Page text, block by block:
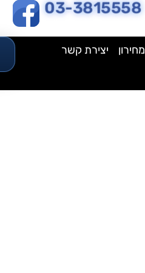
03-3815558
מחירון יצירת קשר